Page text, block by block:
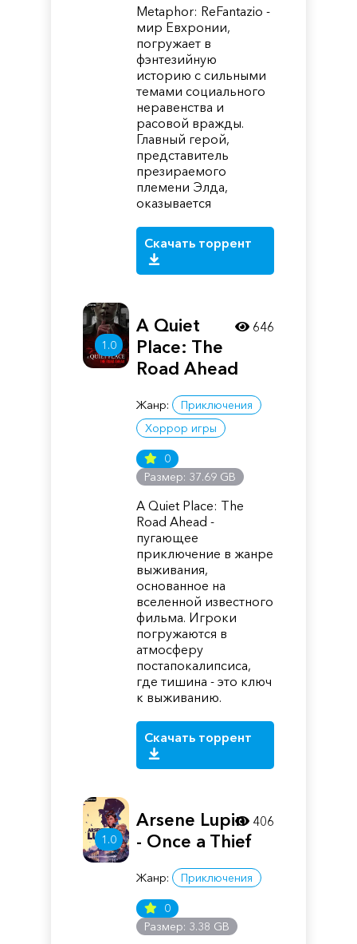
Metaphor: ReFantazio -
мир Евхронии,
погружает в
фэнтезийную
историю с сильными
темами социального
неравенства и
расовой вражды.
Главный герой,
представитель
презираемого
племени Элда,
оказывается
Скачать торрент
1.0
A Quiet
Place: The
Road Ahead
Жанр:
Приключения
Хоррор игры
0
Размер: 37.69 GB
A Quiet Place: The
Road Ahead -
пугающее
приключение в жанре
выживания,
основанное на
вселенной известного
фильма. Игроки
погружаются в
атмосферу
постапокалипсиса,
где тишина - это ключ
к выживанию.
Скачать торрент
646
1.0
Arsene Lupin
- Once a Thief
Жанр: Приключения
0
Размер: 3.38 GB
406